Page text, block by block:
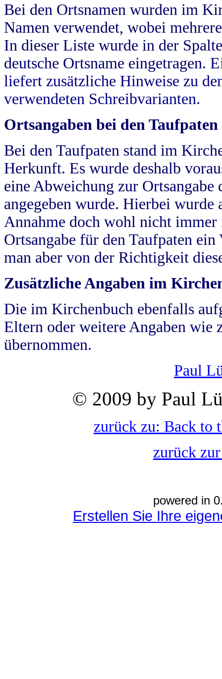
Bei den Ortsnamen wurden im
Namen verwendet, wobei
In dieser Liste wurde in der
deutsche Ortsname eingetragen.
liefert zusätzliche Hinweise zu
verwendeten Schreibvarianten.
Ortsangaben bei den Taufpaten
Bei den Taufpaten stand im
Herkunft. Es wurde deshalb
eine Abweichung zur
angegeben wurde. Hierbei wurde
Annahme doch wohl nicht
Ortsangabe für den Taufpaten
man aber von der Richtigkeit
Zusätzliche Angaben im
Die im Kirchenbuch ebenfalls
Eltern oder weitere Angaben wie
übernommen.
Paul
© 2009 by Paul
zurück zu: Back to
zurück
powered in
Erstellen Sie Ihre